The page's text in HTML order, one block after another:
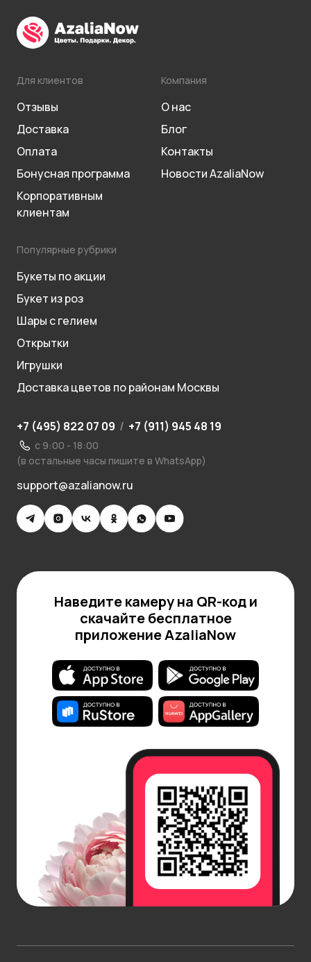
Для клиентов
Отзывы
Доставка
Оплата
Бонусная программа
Корпоративным
клиентам
Компания
О нас
Блог
Контакты
Новости AzaliaNow
Популярные рубрики
Букеты по акции
Букет из роз
Шары с гелием
Открытки
Игрушки
Доставка цветов по районам Москвы
+7 (495) 822 07 09 / +7 (911) 945 48 19
с 9:00 - 18:00
(в остальные часы пишите в WhatsApp)
support@azalianow.ru
Наведите камеру на QR-код и
скачайте бесплатное
приложение AzaliaNow